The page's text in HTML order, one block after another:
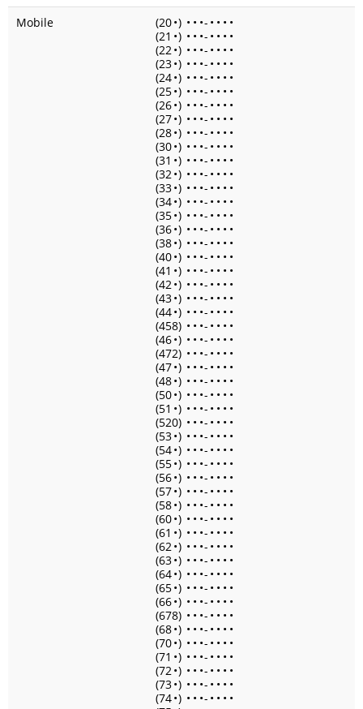
Mobile
(20•) • • •- • • • •
(21 •) • • •- • • • •
(22•) • • •- • • • •
(23•) • • •- • • • •
(24•) • • •- • • • •
(25•) • • •- • • • •
(26•) • • •- • • • •
(27•) • • •- • • • •
(28•) • • •- • • • •
(30•) • • •- • • • •
(31 •) • • •- • • • •
(32•) • • •- • • • •
(33•) • • •- • • • •
(34•) • • •- • • • •
(35•) • • •- • • • •
(36•) • • •- • • • •
(38•) • • •- • • • •
(40•) • • •- • • • •
(41 •) • • •- • • • •
(42•) • • •- • • • •
(43•) • • •- • • • •
(44•) • • •- • • • •
(458) • • •- • • • •
(46•) • • •- • • • •
(472) • • •- • • • •
(47•) • • •- • • • •
(48•) • • •- • • • •
(50•) • • •- • • • •
(51 •) • • •- • • • •
(520) • • •- • • • •
(53•) • • •- • • • •
(54•) • • •- • • • •
(55•) • • •- • • • •
(56•) • • •- • • • •
(57•) • • •- • • • •
(58•) • • •- • • • •
(60•) • • •- • • • •
(61 •) • • •- • • • •
(62•) • • •- • • • •
(63•) • • •- • • • •
(64•) • • •- • • • •
(65•) • • •- • • • •
(66•) • • •- • • • •
(678) • • •- • • • •
(68•) • • •- • • • •
(70•) • • •- • • • •
(71 •) • • •- • • • •
(72•) • • •- • • • •
(73•) • • •- • • • •
(74•) • • •- • • • •